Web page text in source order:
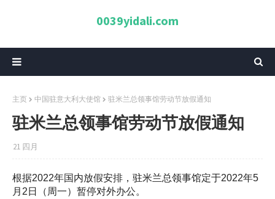
0039yidali.com
主页 中国驻意大利大使馆 驻米兰总领事馆劳动节放假通知
驻米兰总领事馆劳动节放假通知
21 四月
根据2022年国内放假安排，驻米兰总领事馆定于2022年5
月2日（周一）暂停对外办公。